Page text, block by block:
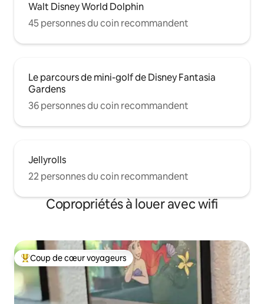
Walt Disney World Dolphin
45 personnes du coin recommandent
Le parcours de mini-golf de Disney Fantasia
Gardens
36 personnes du coin recommandent
Jellyrolls
22 personnes du coin recommandent
Copropriétés à louer avec wifi
Coup de cœur voyageurs parmi les plus aimés
Coup de cœur voyageurs